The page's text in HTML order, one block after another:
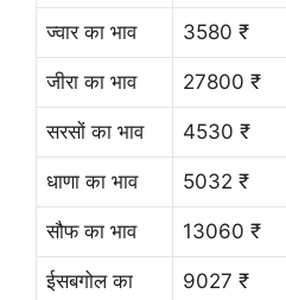
ज्वार का भाव 3580 ₹
जीरा का भाव 27800 ₹
सरसों का भाव 4530 ₹
धाणा का भाव 5032 ₹
सौफ का भाव 13060 ₹
ईसबगोल का 9027 ₹